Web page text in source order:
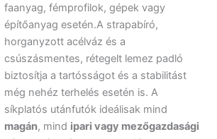
faanyag, fémprofilok, gépek vagy
építőanyag esetén.A strapabíró,
horganyzott acélváz és a
csúszásmentes, rétegelt lemez padló
biztosítja a tartósságot és a stabilitást
még nehéz terhelés esetén is. A
síkplatós utánfutók ideálisak mind
magán, mind ipari vagy mezőgazdasági